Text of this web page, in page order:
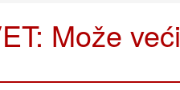
Može veći